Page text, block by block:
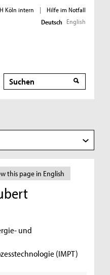
Köln intern |
Hilfe im Notfall
Deutsch English
Suche
this page in English
und
(IMPT)